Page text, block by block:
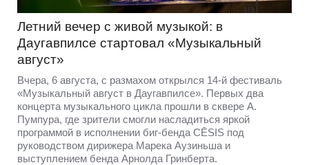
Летний вечер с живой музыкой: в
Даугавпилсе стартовал «Музыкальный
август»
Вчера, 6 августа, с размахом открылся 14-й фестиваль
«Музыкальный август в Даугавпилсе». Первых два
концерта музыкального цикла прошли в сквере А.
Пумпура, где зрители смогли насладиться яркой
программой в исполнении биг-бенда CĒSIS под
руководством дирижера Марека Аузиньша и
выступлением бенда Арнолда Гринберта.